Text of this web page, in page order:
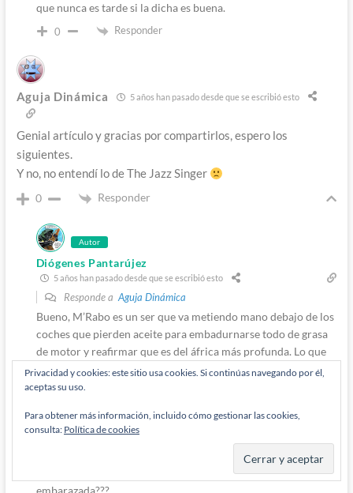
que nunca es tarde si la dicha es buena.
0 Responder
Aguja Dinámica 5 años han pasado desde que se escribió esto
Genial artículo y gracias por compartirlos, espero los
siguientes.
Y no, no entendí lo de The Jazz Singer
0 Responder
Autor
Diógenes Pantarújez
5 años han pasado desde que se escribió esto
Responde a Aguja Dinámica
Bueno, M’Rabo es un ser que va metiendo mano debajo de los
coches que pierden aceite para embadurnarse todo de grasa
de motor y reafirmar que es del áfrica más profunda. Lo que
yo llamo afroimbécil, vaya. Y el cantante de Jazz es famosa
porque el protagonista tiene una escena en la que se
práctica muy fea que tenían en su día porque claro, es mejor
eso que dejar que los negros canten sus propias canciones
porque a nadie se le ocurriría meter a un negro en una
película, faltaría más! Que sería lo siguiente, una mujer
embarazada???
Privacidad y cookies: este sitio usa cookies. Si continúas navegando por él,
aceptas su uso.
Para obtener más información, incluido cómo gestionar las cookies,
consulta: Política de cookies